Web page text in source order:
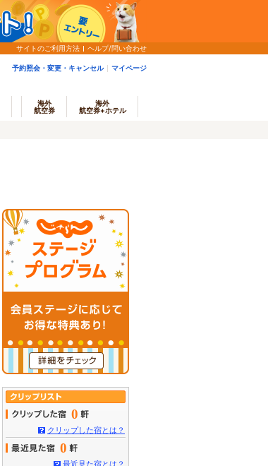
サイトのご利用方法 ヘルプ/問い合わせ
予約照会・変更・キャンセル マイページ
海外
航空券
海外
航空券+ホテル
0
クリップした宿とは？
0
最近見た宿とは？